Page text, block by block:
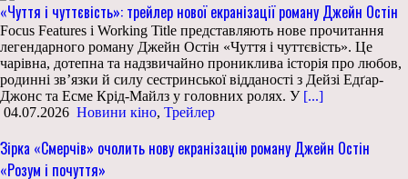
«Чуття і чуттєвість»: трейлер нової екранізації роману Джейн Остін
Focus Features і Working Title представляють нове прочитання
легендарного роману Джейн Остін «Чуття і чуттєвість». Це
чарівна, дотепна та надзвичайно прониклива історія про любов,
родинні зв’язки й силу сестринської відданості з Дейзі Едґар-
Джонс та Есме Крід-Майлз у головних ролях. У[...]
04.07.2026 Новини кіно, Трейлер
Зірка «Смерчів» очолить нову екранізацію роману Джейн Остін
«Розум і почуття»